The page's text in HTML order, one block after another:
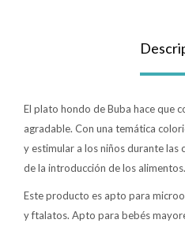
El plato hondo de Buba hace que
agradable. Con una temática
y estimular a los niños durante las
de la introducción de los alimentos.
Este producto es apto para
y ftalatos. Apto para bebés
Gift cards
Sale